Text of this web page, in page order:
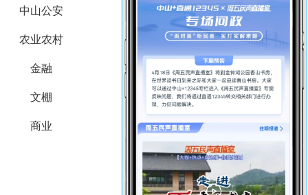
中山公安
农业农村
金融
文棚
商业